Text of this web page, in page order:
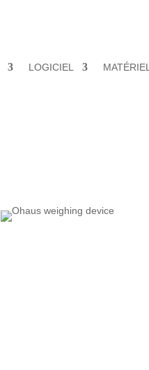
LOGICIEL MATÉRIEL